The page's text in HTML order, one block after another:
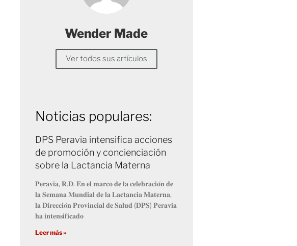
Wender Made
Ver todos sus artículos
Noticias populares:
DPS Peravia intensifica acciones
de promoción y concienciación
sobre la Lactancia Materna
𝐏𝐞𝐫𝐚𝐯𝐢𝐚, 𝐑.𝐃. 𝐄𝐧 𝐞𝐥 𝐦𝐚𝐫𝐜𝐨 𝐝𝐞 𝐥𝐚 𝐜𝐞𝐥𝐞𝐛𝐫𝐚𝐜𝐢𝐨́𝐧 𝐝𝐞
𝐥𝐚 𝐒𝐞𝐦𝐚𝐧𝐚 𝐌𝐮𝐧𝐝𝐢𝐚𝐥 𝐝𝐞 𝐥𝐚 𝐋𝐚𝐜𝐭𝐚𝐧𝐜𝐢𝐚 𝐌𝐚𝐭𝐞𝐫𝐧𝐚,
𝐥𝐚 𝐃𝐢𝐫𝐞𝐜𝐜𝐢𝐨́𝐧 𝐏𝐫𝐨𝐯𝐢𝐧𝐜𝐢𝐚𝐥 𝐝𝐞 𝐒𝐚𝐥𝐮𝐝 (𝐃𝐏𝐒) 𝐏𝐞𝐫𝐚𝐯𝐢𝐚
𝐡𝐚 𝐢𝐧𝐭𝐞𝐧𝐬𝐢𝐟𝐢𝐜𝐚𝐝𝐨
Leer más »